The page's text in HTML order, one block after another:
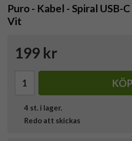
Puro - Kabel - Spiral USB-
Vit
199 kr
KÖP
4 st. i lager.
Redo att skickas